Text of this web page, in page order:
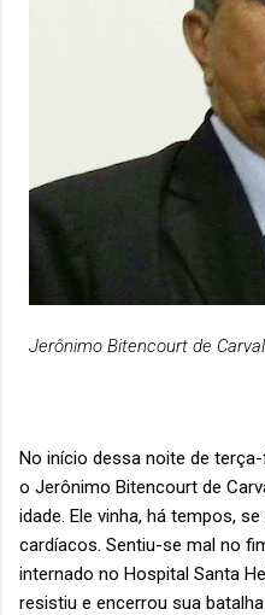
Jerônimo Bitencourt de
No início dessa noite de
o Jerônimo Bitencourt de
idade. Ele vinha, há tempos,
cardíacos. Sentiu-se mal no
internado no Hospital Santa
resistiu e encerrou sua